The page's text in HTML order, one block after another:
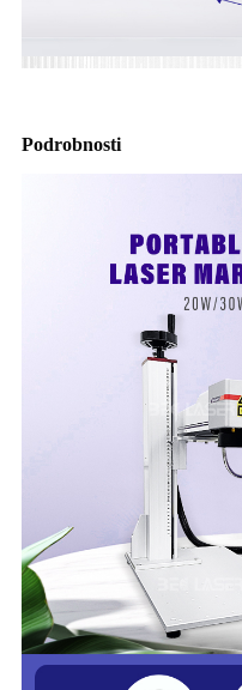
Podrobnosti